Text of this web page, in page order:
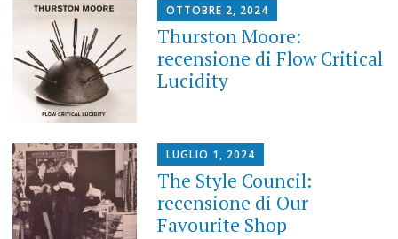
OTTOBRE 2, 2024
Thurston Moore:
recensione di Flow Critical
Lucidity
LUGLIO 1, 2024
The Style Council:
recensione di Our
Favourite Shop